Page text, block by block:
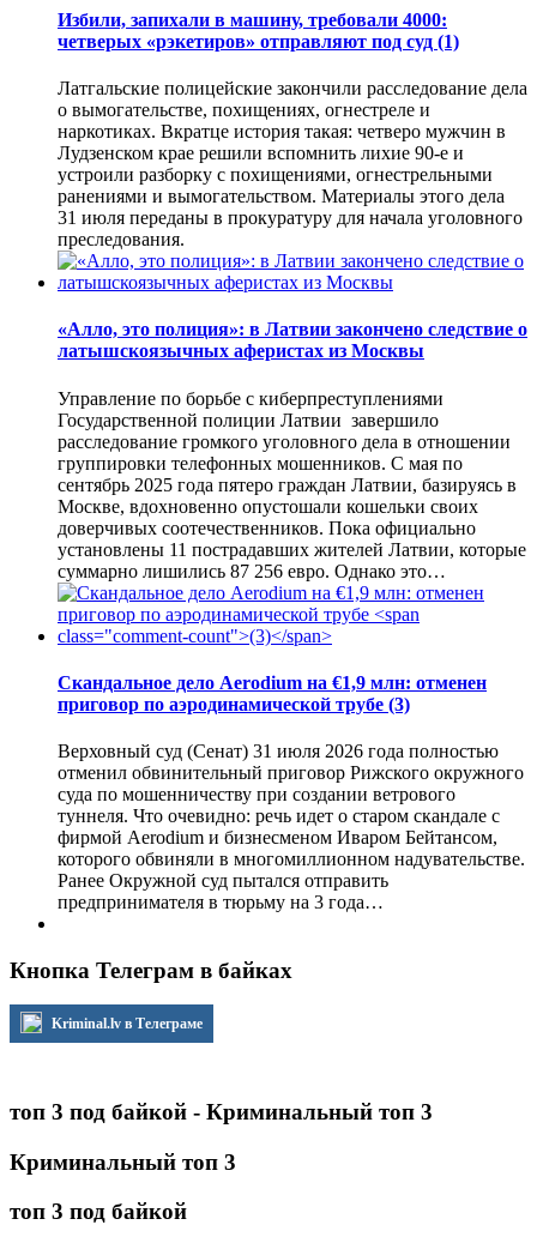
Избили, запихали в машину, требовали 4000:
четверых «рэкетиров» отправляют под суд (1)
Латгальские полицейские закончили расследование дела
о вымогательстве, похищениях, огнестреле и
наркотиках. Вкратце история такая: четверо мужчин в
Лудзенском крае решили вспомнить лихие 90-е и
устроили разборку с похищениями, огнестрельными
ранениями и вымогательством. Материалы этого дела
31 июля переданы в прокуратуру для начала уголовного
преследования.
«Алло, это полиция»: в Латвии закончено следствие о
латышскоязычных аферистах из Москвы
Управление по борьбе с киберпреступлениями
Государственной полиции Латвии завершило
расследование громкого уголовного дела в отношении
группировки телефонных мошенников. С мая по
сентябрь 2025 года пятеро граждан Латвии, базируясь в
Москве, вдохновенно опустошали кошельки своих
доверчивых соотечественников. Пока официально
установлены 11 пострадавших жителей Латвии, которые
суммарно лишились 87 256 евро. Однако это…
Скандальное дело Aerodium на €1,9 млн: отменен
приговор по аэродинамической трубе (3)
Верховный суд (Сенат) 31 июля 2026 года полностью
отменил обвинительный приговор Рижского окружного
суда по мошенничеству при создании ветрового
туннеля. Что очевидно: речь идет о старом скандале с
фирмой Aerodium и бизнесменом Иваром Бейтансом,
которого обвиняли в многомиллионном надувательстве.
Ранее Окружной суд пытался отправить
предпринимателя в тюрьму на 3 года…
Кнопка Телеграм в байках
Kriminal.lv в Телеграме
топ 3 под байкой - Криминальный топ 3
Криминальный топ 3
топ 3 под байкой